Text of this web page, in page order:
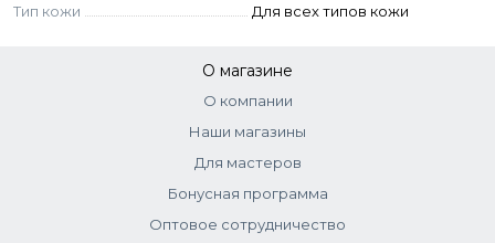
Тип кожи
Для всех типов кожи
О магазине
О компании
Наши магазины
Для мастеров
Бонусная программа
Оптовое сотрудничество